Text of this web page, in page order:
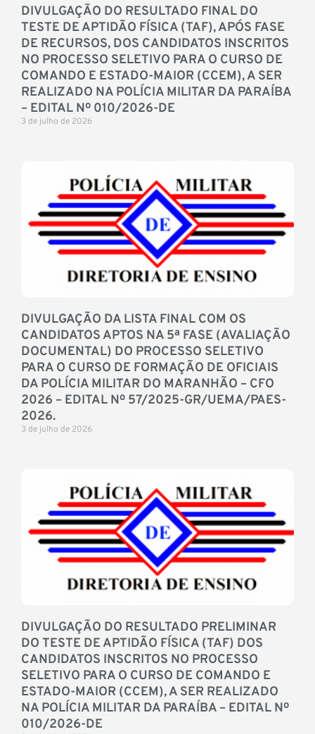
DIVULGAÇÃO DO RESULTADO FINAL DO
TESTE DE APTIDÃO FÍSICA (TAF), APÓS FASE
DE RECURSOS, DOS CANDIDATOS INSCRITOS
NO PROCESSO SELETIVO PARA O CURSO DE
COMANDO E ESTADO-MAIOR (CCEM), A SER
REALIZADO NA POLÍCIA MILITAR DA PARAÍBA
– EDITAL Nº 010/2026-DE
3 de julho de 2026
DIVULGAÇÃO DA LISTA FINAL COM OS
CANDIDATOS APTOS NA 5ª FASE (AVALIAÇÃO
DOCUMENTAL) DO PROCESSO SELETIVO
PARA O CURSO DE FORMAÇÃO DE OFICIAIS
DA POLÍCIA MILITAR DO MARANHÃO – CFO
2026 – EDITAL Nº 57/2025-GR/UEMA/PAES-
2026.
3 de julho de 2026
DIVULGAÇÃO DO RESULTADO PRELIMINAR
DO TESTE DE APTIDÃO FÍSICA (TAF) DOS
CANDIDATOS INSCRITOS NO PROCESSO
SELETIVO PARA O CURSO DE COMANDO E
ESTADO-MAIOR (CCEM), A SER REALIZADO
NA POLÍCIA MILITAR DA PARAÍBA – EDITAL Nº
010/2026-DE